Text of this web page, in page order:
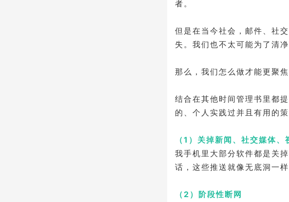
者。
但是在当今社会，邮件、社
失。我们也不太可能为了清
那么，我们怎么做才能更聚焦
结合在其他时间管理书里都
的、个人实践过并且有用的策
（1）关掉新闻、社交媒体
我手机里大部分软件都是关
话，这些推送就像无底洞一
（2）阶段性断网